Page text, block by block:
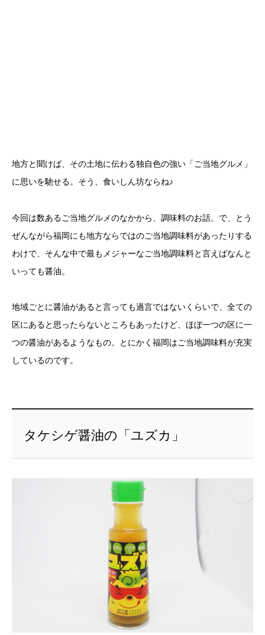
地方と聞けば、その土地に伝わる独自色の強い「ご当地グルメ」
に思いを馳せる。そう、食いしん坊ならね♪
今回は数あるご当地グルメのなかから、調味料のお話。で、とう
ぜんながら福岡にも地方ならではのご当地調味料があったりする
わけで、そんな中で最もメジャーなご当地調味料と言えばなんと
いっても醤油。
地域ごとに醤油があると言っても過言ではないくらいで、全ての
区にあると思ったらないところもあったけど、ほぼ一つの区に一
つの醤油があるようなもの。とにかく福岡はご当地調味料が充実
しているのです。
タケシゲ醤油の「ユズカ」